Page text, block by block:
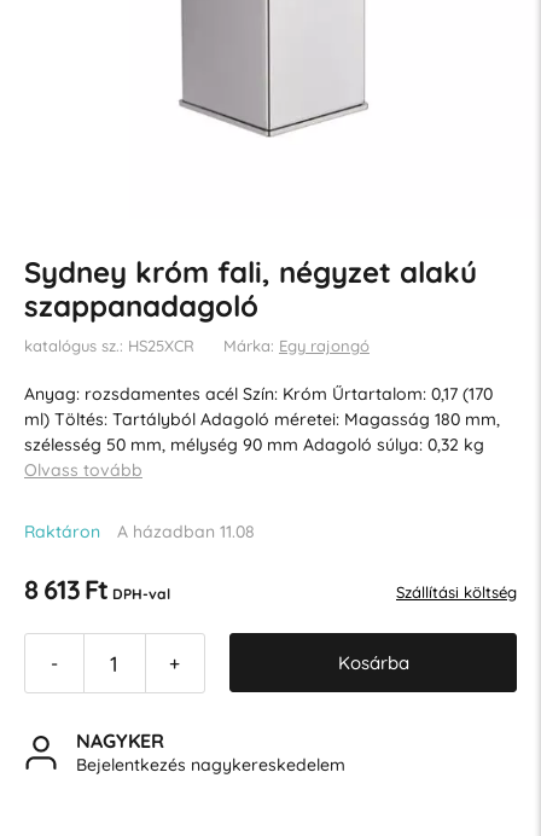
Sydney króm fali, négyzet alakú
szappanadagoló
katalógus sz.: HS25XCR Márka: Egy rajongó
Anyag: rozsdamentes acél Szín: Króm Űrtartalom: 0,17 (170
ml) Töltés: Tartályból Adagoló méretei: Magasság 180 mm,
szélesség 50 mm, mélység 90 mm Adagoló súlya: 0,32 kg
Olvass tovább
Raktáron A házadban 11.08
8 613 Ft DPH-val Szállítási költség
- + Kosárba
NAGYKER
Bejelentkezés nagykereskedelem